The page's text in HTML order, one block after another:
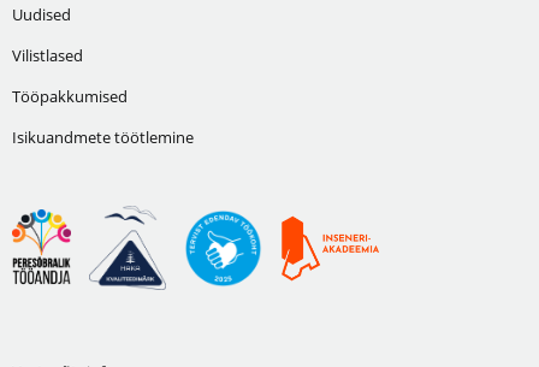
Uudised
Vilistlased
Tööpakkumised
Isikuandmete töötlemine